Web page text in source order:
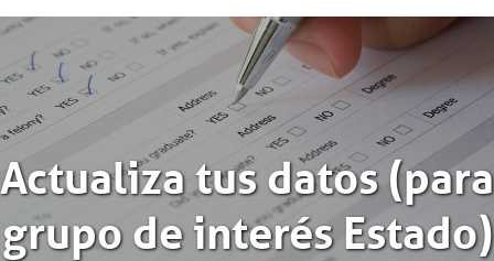
Actualiza tus datos (para
grupo de interés Estado)